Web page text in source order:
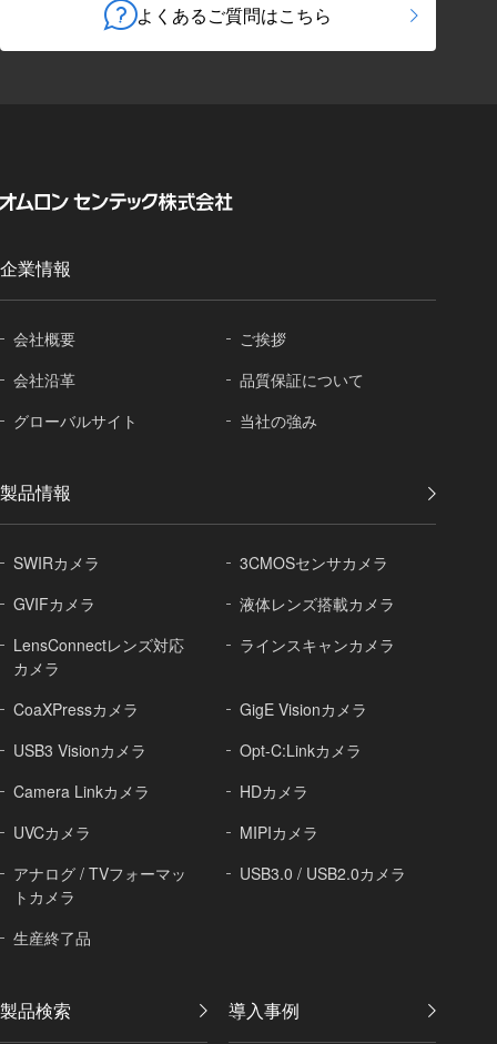
よくあるご質問はこちら
企業情報
会社概要
ご挨拶
会社沿革
品質保証について
グローバルサイト 当社の強み
製品情報
SWIRカメラ
3CMOSセンサカメラ
GVIFカメラ
液体レンズ搭載カメラ
LensConnectレンズ対応
カメラ
ラインスキャンカメラ
CoaXPressカメラ
GigE Visionカメラ
USB3 Visionカメラ
Opt-C:Linkカメラ
Camera Linkカメラ
HDカメラ
UVCカメラ
MIPIカメラ
アナログ / TVフォーマッ
トカメラ
USB3.0 / USB2.0カメラ
生産終了品
製品検索 導入事例